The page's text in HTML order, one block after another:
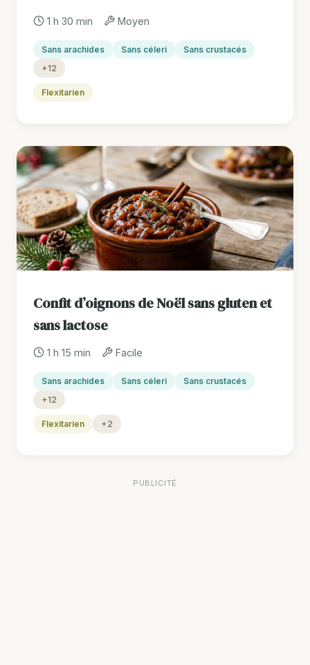
1 h 30 min Moyen
Sans arachides Sans céleri
Sans crustacés
+12
Flexitarien
Confit d’oignons de Noël sans gluten et
sans lactose
1 h 15 min Facile
Sans arachides Sans céleri
Sans crustacés
+12
Flexitarien +2
PUBLICITÉ